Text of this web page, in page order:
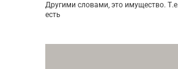
Другими словами, это имущество.
есть